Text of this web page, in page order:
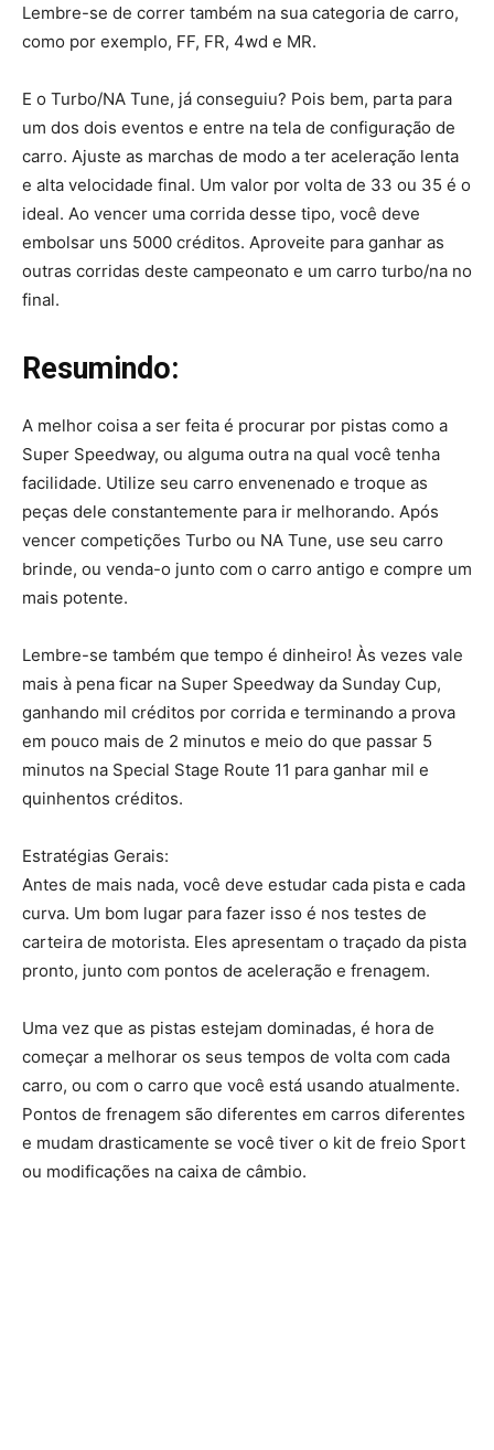
Lembre-se de correr também na sua categoria de carro,
como por exemplo, FF, FR, 4wd e MR.
E o Turbo/NA Tune, já conseguiu? Pois bem, parta para
um dos dois eventos e entre na tela de configuração de
carro. Ajuste as marchas de modo a ter aceleração lenta
e alta velocidade final. Um valor por volta de 33 ou 35 é o
ideal. Ao vencer uma corrida desse tipo, você deve
embolsar uns 5000 créditos. Aproveite para ganhar as
outras corridas deste campeonato e um carro turbo/na no
final.
Resumindo:
A melhor coisa a ser feita é procurar por pistas como a
Super Speedway, ou alguma outra na qual você tenha
facilidade. Utilize seu carro envenenado e troque as
peças dele constantemente para ir melhorando. Após
vencer competições Turbo ou NA Tune, use seu carro
brinde, ou venda-o junto com o carro antigo e compre um
mais potente.
Lembre-se também que tempo é dinheiro! Às vezes vale
mais à pena ficar na Super Speedway da Sunday Cup,
ganhando mil créditos por corrida e terminando a prova
em pouco mais de 2 minutos e meio do que passar 5
minutos na Special Stage Route 11 para ganhar mil e
quinhentos créditos.
Estratégias Gerais:
Antes de mais nada, você deve estudar cada pista e cada
curva. Um bom lugar para fazer isso é nos testes de
carteira de motorista. Eles apresentam o traçado da pista
pronto, junto com pontos de aceleração e frenagem.
Uma vez que as pistas estejam dominadas, é hora de
começar a melhorar os seus tempos de volta com cada
carro, ou com o carro que você está usando atualmente.
Pontos de frenagem são diferentes em carros diferentes
e mudam drasticamente se você tiver o kit de freio Sport
ou modificações na caixa de câmbio.